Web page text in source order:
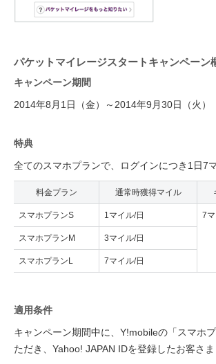
パケットマイレージスタートキャンペーン
キャンペーン期間
2014年8月1日（金）～2014年9月30日（火）
特典
全てのスマホプランで、ログインにつき1日7
料金プラン 通常時獲得マイル
スマホプランS 1マイル/日 7
スマホプランM 3マイル/日
スマホプランL 7マイル/日
適用条件
キャンペーン期間中に、Y!mobileの「スマホ
ただき、Yahoo! JAPAN IDを登録したお客さま